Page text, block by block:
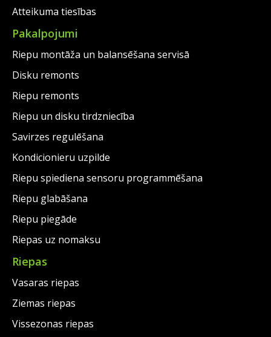
Atteikuma tiesības
Pakalpojumi
Riepu montāža un balansēšana servisā
Disku remonts
Riepu remonts
Riepu un disku tirdzniecība
Savirzes regulēšana
Kondicionieru uzpilde
Riepu spiediena sensoru programmēšana
Riepu glabāšana
Riepu piegāde
Riepas uz nomaksu
Riepas
Vasaras riepas
Ziemas riepas
Vissezonas riepas